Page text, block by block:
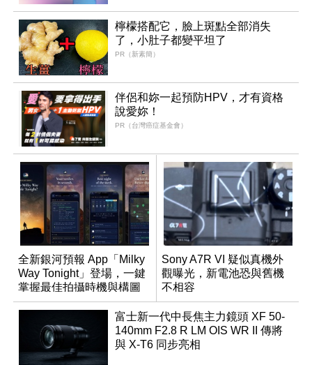
檸檬搭配它，臉上斑點全部消失
了，小肚子都變平坦了
PR（新素簡）
伴侶和妳一起預防HPV，才有資格
說愛妳！
PR（台灣癌症基金會）
全新銀河預報 App「Milky
Way Tonight」登場，一鍵
掌握最佳拍攝時機與構圖
Sony A7R VI 疑似真機外
觀曝光，新電池恐與舊機
不相容
富士新一代中長焦主力鏡頭 XF 50-
140mm F2.8 R LM OIS WR II 傳將
與 X-T6 同步亮相